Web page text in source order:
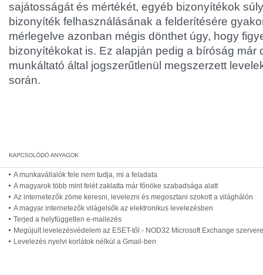
sajátosságát és mértékét, egyéb bizonyítékok
bizonyíték felhasználásának a felderítésére
mérlegelve azonban mégis dönthet úgy, hogy
bizonyítékokat is. Ez alapján pedig a bíróság már
munkáltató által jogszerűtlenül megszerzett
során.
A munkavállalók fele nem tudja, mi a feladata
A magyarok több mint felét zaklatta már főnöke szabadsága alatt
Az internetezők zöme keresni, levelezni és megosztani szokott a világhálón
A magyar internetezők világelsők az elektronikus levelezésben
Terjed a helyfüggetlen e-mailezés
Megújult levelezésvédelem az ESET-től - NOD32 Microsoft Exchange
Levelezés nyelvi korlátok nélkül a Gmail-ben